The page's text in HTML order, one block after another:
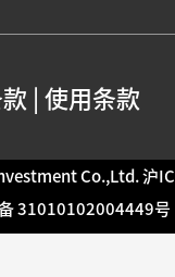
| 使用条款
Co.,Ltd.沪
31010102004449号